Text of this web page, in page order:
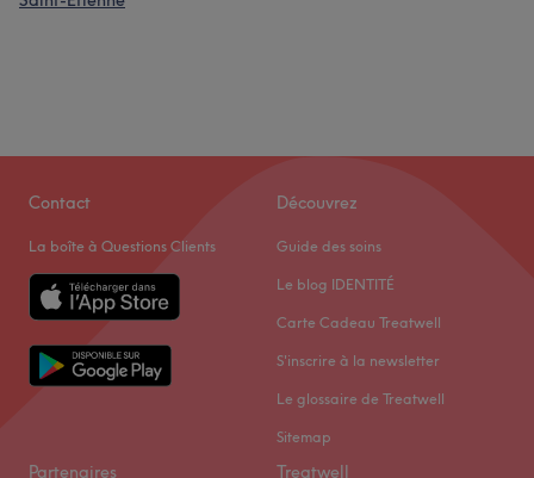
Contact
La boîte à Questions Clients
Découvrez
Guide des soins
Le blog IDENTITÉ
Carte Cadeau Treatwell
S'inscrire à la newsletter
Le glossaire de Treatwell
Sitemap
Partenaires Treatwell